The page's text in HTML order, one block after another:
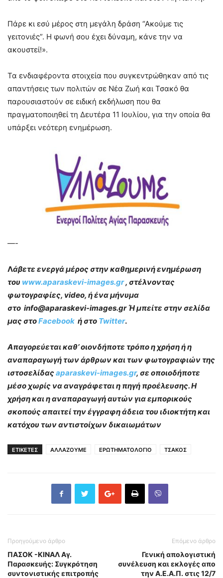
Πάρε κι εσύ μέρος στη μεγάλη δράση “Ακούμε τις
γειτονιές”. Η φωνή σου έχει δύναμη, κάνε την να
ακουστεί!».
Τα ενδιαφέροντα στοιχεία που συγκεντρώθηκαν από τις
απαντήσεις των πολιτών σε Νέα Ζωή και Τσακό θα
παρουσιαστούν σε ειδική εκδήλωση που θα
πραγματοποιηθεί τη Δευτέρα 11 Ιουλίου, για την οποία θα
υπάρξει νεότερη ενημέρωση.
—-
Λάβετε ενεργά μέρος στην καθημερινή ενημέρωση
του www.aparaskevi-images.gr, στέλνοντας
φωτογραφίες, video, ή ένα μήνυμα
στο info@aparaskevi-images.gr Ή μπείτε στην σελίδα
μας στοFacebook ή στο Twitter.
Απαγορεύεται καθ’ οιονδήποτε τρόπο η χρήση ή η
αναπαραγωγή των άρθρων και των φωτογραφιών της
ιστοσελίδας aparaskevi-images.gr, σε οποιοδήποτε
μέσο χωρίς να αναγράφεται η πηγή προέλευσης. Η
χρήση και η αναπαραγωγή αυτών για εμπορικούς
σκοπούς απαιτεί την έγγραφη άδεια του ιδιοκτήτη και
κατόχου των αντιστοίχων δικαιωμάτων
ΕΤΙΚΕΤΕΣ ΑΛΛΑΖΟΥΜΕ ΕΡΩΤΗΜΑΤΟΛΟΓΙΟ ΤΣΑΚΟΣ
Προηγούμενο άρθρο
ΠΑΣΟΚ -ΚΙΝΑΛ Αγ.
Παρασκευής: Συγκρότηση
συντονιστικής επιτροπής
Επόμενο άρθρο
Γενική απολογιστική
συνέλευση και εκλογές απο
την Α.Ε.Α.Π. στις 12/7